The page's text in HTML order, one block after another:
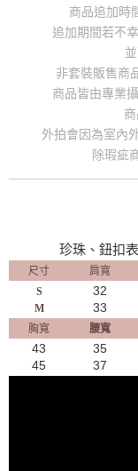
商品追加時
追加期間若不
非套裝販售商
商品皆由專業
外拍會因為室內
除瑕疵
珍珠、鈕扣
尺寸 肩寬
S
M
32
33
胸寬 腰寬
43
45
35
37